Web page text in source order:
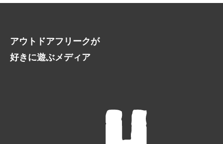
アウトドアフリークが
好きに遊ぶメディア